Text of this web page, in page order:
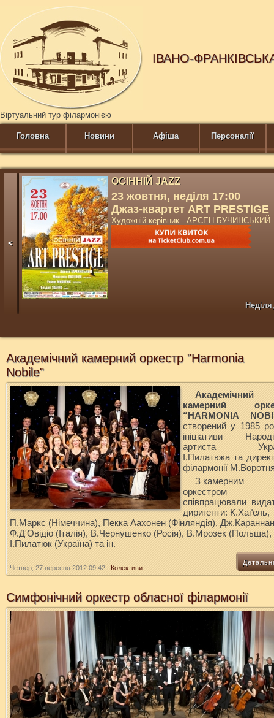
ІВАНО-
Віртуальний тур філармонією
Головна Новини Афіша Персоналії
<
ОСІННІЙ JAZZ
23 жовтня, неділя 17:00
Джаз-квартет ART PRESTIGE
Художній керівник - АРСЕН БУЧИНСЬКИЙ
Академічний камерний оркестр "Harmonia
Nobile"
Академічний
камерний
“HARMONIA
створений у 1985
ініціативи
артиста
І.Пилатюка та
філармонії
З камерним
оркестром
співпрацювали
диригенти: К.Хаґель,
П.Маркс (Німеччина), Пекка Аахонен (Фінляндія),
Ф.Д'Овідіо (Італія), В.Чернушенко (Росія), В.Мрозек (Польща),
І.Пилатюк (Україна) та ін.
Четвер, 27 вересня 2012 09:42 | Колективи
Симфонічний оркестр обласної філармонії